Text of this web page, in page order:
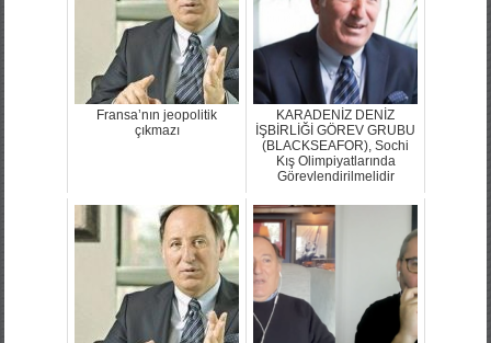
Fransa’nın jeopolitik
çıkmazı
KARADENİZ DENİZ
İŞBİRLİĞİ GÖREV GRUBU
(BLACKSEAFOR), Sochi
Kış Olimpiyatlarında
Görevlendirilmelidir